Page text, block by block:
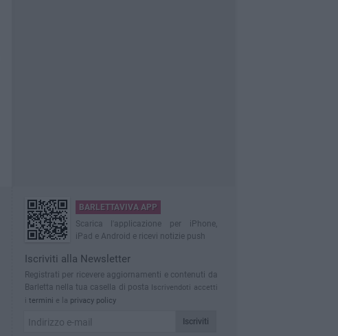
BARLETTAVIVA APP
Scarica l'applicazione per iPhone,
iPad e Android e ricevi notizie push
Iscriviti alla Newsletter
Registrati per ricevere aggiornamenti e contenuti da
Barletta nella tua casella di posta Iscrivendoti accetti
i termini e la privacy policy
Iscriviti